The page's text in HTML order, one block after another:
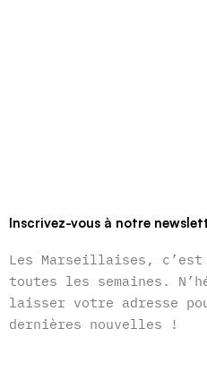
Inscrivez-vous à notre
Les Marseillaises,
toutes les semaines.
laisser votre adresse
dernières nouvelles !